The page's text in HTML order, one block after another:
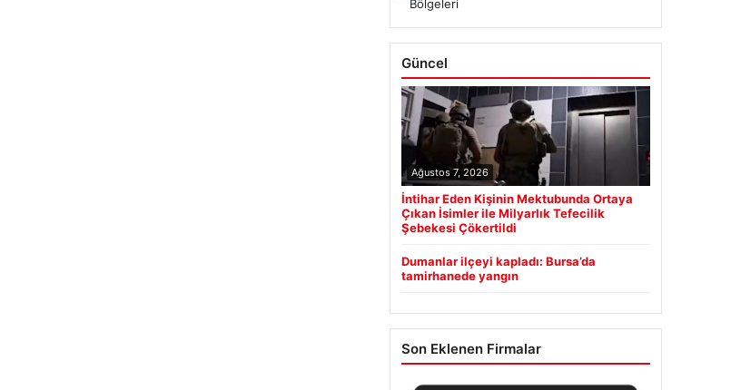
Bölgeleri
Güncel
Ağustos 7, 2026
İntihar Eden Kişinin Mektubunda Ortaya
Çıkan İsimler ile Milyarlık Tefecilik
Şebekesi Çökertildi
Dumanlar ilçeyi kapladı: Bursa’da
tamirhanede yangın
Son Eklenen Firmalar